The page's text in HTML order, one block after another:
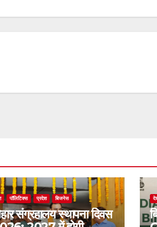
पॉलिटिक्स प्रदेश बिजनेस
संग्रहालय स्थापना दिवस